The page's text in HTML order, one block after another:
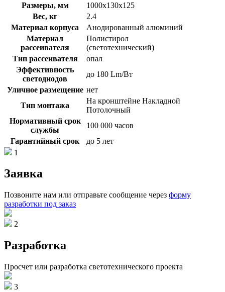
Размеры, мм
1000х130х125
Вес, кг
2.4
Материал корпуса
Анодированный алюминий
Материал
рассеивателя
Полистирол
(светотехнический)
Тип рассеивателя
опал
Эффективность
светодиодов
до 180 Lm/Вт
Уличное размещение нет
Тип монтажа
На кронштейне Накладной
Потолочный
Нормативный срок
службы
100 000 часов
Гарантийный срок
до 5 лет
1
Заявка
Позвоните нам или отправьте сообщение через форму
разработки под заказ
2
Разработка
Просчет или разработка светотехнического проекта
3